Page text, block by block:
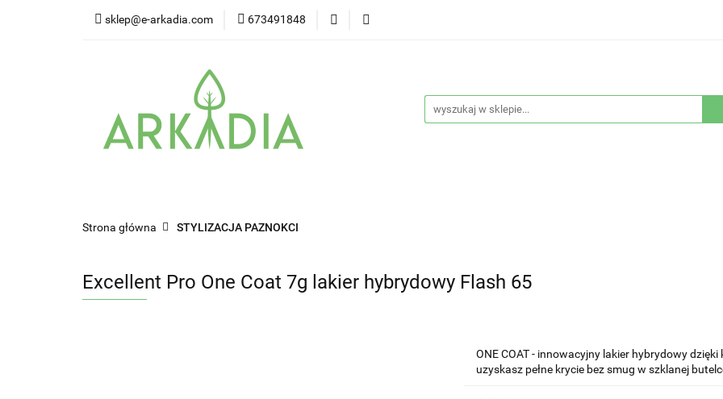
sklep@e-arkadia.com 673491848
Kategorie Producenci
Strona główna STYLIZACJA PAZNOKCI
Excellent Pro One Coat 7g lakier hybrydowy Flash 65
ONE COAT - innowacyjny lakier hybrydowy
uzyskasz pełne krycie bez smug w szklanej